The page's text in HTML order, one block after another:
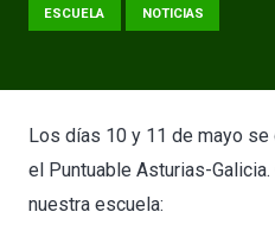
ESCUELA NOTICIAS
Los días 10 y 11 de mayo
el Puntuable Asturias-
nuestra escuela: